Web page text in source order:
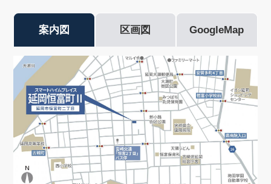
案内図 区画図 GoogleMap